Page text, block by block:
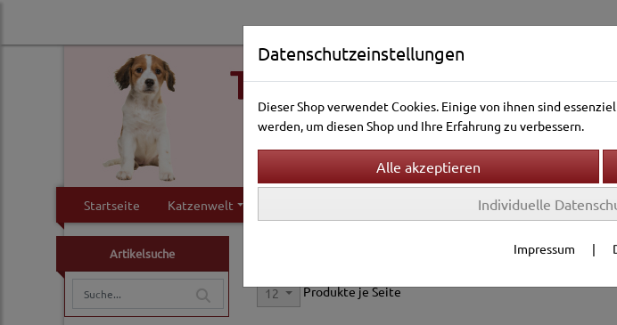
Startseite Katzenwelt Vogelwelt
Artikelsuche
Rinti Sensible
12 Produkte je Seite
Datenschutzeinstellungen
Dieser Shop verwendet Cookies. Einige von ihnen sind
werden, um diesen Shop und Ihre Erfahrung zu verbessern.
Individuelle
Impressum |